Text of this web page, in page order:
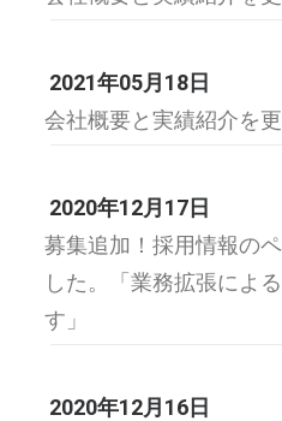
2021年05月18日
会社概要と実績紹介を
2020年12月17日
募集追加！採用情報の
した。「業務拡張によ
す」
2020年12月16日